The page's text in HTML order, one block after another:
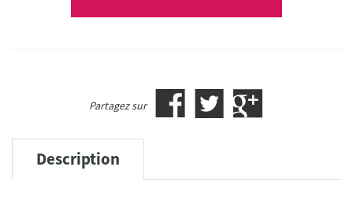
Partagez sur
Description